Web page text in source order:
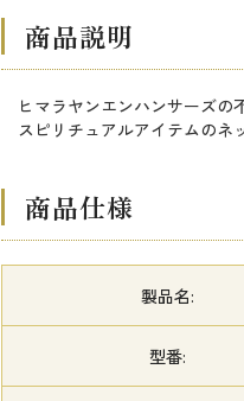
商品説明
ヒマラヤンエンハンサーズ
スピリチュアルアイテムのネ
商品仕様
製品名:
型番: